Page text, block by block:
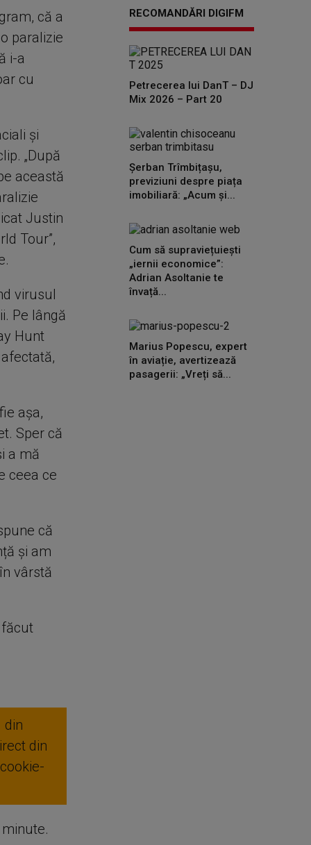
că a
paralizie
i-a
cu
și
„După
această
Justin
Tour”,
virusul
Pe lângă
Hunt
așa,
Sper că
a mă
ceea ce
că
și am
vârstă
făcut
din
din
RECOMANDĂRI DIGIFM
Petrecerea lui DanT – DJ
Mix 2026 – Part 20
Șerban Trîmbițașu,
previziuni despre piața
imobiliară: „Acum și...
Cum să supraviețuiești
„iernii economice”:
Adrian Asoltanie te
învață...
Marius Popescu, expert
în aviație, avertizează
pasagerii: „Vreți să...